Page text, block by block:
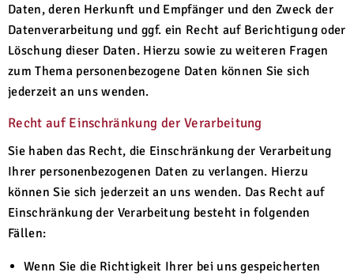
Daten, deren Herkunft und Empfänger und den Zweck der
Datenverarbeitung und ggf. ein Recht auf Berichtigung oder
Löschung dieser Daten. Hierzu sowie zu weiteren Fragen
zum Thema personenbezogene Daten können Sie sich
jederzeit an uns wenden.
Recht auf Einschränkung der Verarbeitung
Sie haben das Recht, die Einschränkung der Verarbeitung
Ihrer personenbezogenen Daten zu verlangen. Hierzu
können Sie sich jederzeit an uns wenden. Das Recht auf
Einschränkung der Verarbeitung besteht in folgenden
Fällen:
Wenn Sie die Richtigkeit Ihrer bei uns gespeicherten